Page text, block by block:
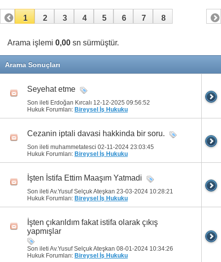
1 2 3 4 5 6 7 8
Arama işlemi 0,00 sn sürmüştür.
Arama Sonuçları
Seyehat etme
Son ileti Erdoğan Kırcalı 12-12-2025 09:56:52
Hukuk Forumları: Bireysel İş Hukuku
Cezanin iptali davasi hakkinda bir soru.
Son ileti muhammetatesci 02-11-2024 23:03:45
Hukuk Forumları: Bireysel İş Hukuku
İşten İstifa Ettim Maaşım Yatmadi
Son ileti Av.Yusuf Selçuk Ateşkan 23-03-2024 10:28:21
Hukuk Forumları: Bireysel İş Hukuku
İşten çıkarıldım fakat istifa olarak çıkış
yapmışlar
Son ileti Av.Yusuf Selçuk Ateşkan 08-01-2024 10:34:26
Hukuk Forumları: Bireysel İş Hukuku